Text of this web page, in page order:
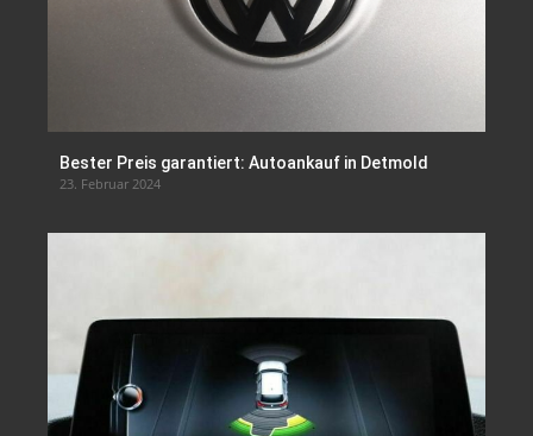
Bester Preis garantiert: Autoankauf in Detmold
23. Februar 2024